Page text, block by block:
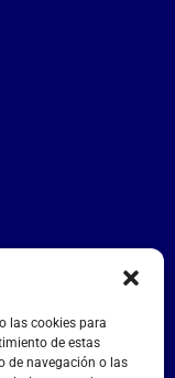
las cookies para
de estas
de navegación o las